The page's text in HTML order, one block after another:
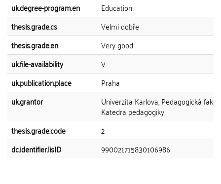
uk.degree-program.en
Education
thesis.grade.cs
Velmi dobře
thesis.grade.en
Very good
uk.file-availability
V
uk.publication.place
Praha
uk.grantor
Univerzita Karlova, Pedagogická
Katedra pedagogiky
thesis.grade.code
2
dc.identifier.lisID
990021715830106986